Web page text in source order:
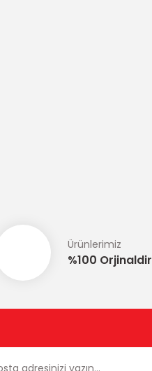
Ürünlerimiz
%100 Orjinaldir